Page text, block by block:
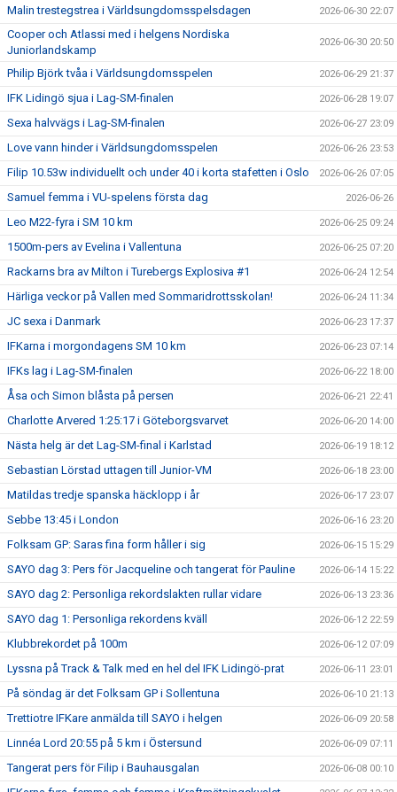
Malin trestegstrea i Världsungdomsspelsdagen 2026-06-30 22:07
Cooper och Atlassi med i helgens Nordiska
Juniorlandskamp
2026-06-30 20:50
Philip Björk tvåa i Världsungdomsspelen 2026-06-29 21:37
IFK Lidingö sjua i Lag-SM-finalen 2026-06-28 19:07
Sexa halvvägs i Lag-SM-finalen 2026-06-27 23:09
Love vann hinder i Världsungdomsspelen 2026-06-26 23:53
Filip 10.53w individuellt och under 40 i korta stafetten i Oslo 2026-06-26 07:05
Samuel femma i VU-spelens första dag 2026-06-26
Leo M22-fyra i SM 10 km 2026-06-25 09:24
1500m-pers av Evelina i Vallentuna 2026-06-25 07:20
Rackarns bra av Milton i Turebergs Explosiva #1 2026-06-24 12:54
Härliga veckor på Vallen med Sommaridrottsskolan! 2026-06-24 11:34
JC sexa i Danmark 2026-06-23 17:37
IFKarna i morgondagens SM 10 km 2026-06-23 07:14
IFKs lag i Lag-SM-finalen 2026-06-22 18:00
Åsa och Simon blåsta på persen 2026-06-21 22:41
Charlotte Arvered 1:25:17 i Göteborgsvarvet 2026-06-20 14:00
Nästa helg är det Lag-SM-final i Karlstad 2026-06-19 18:12
Sebastian Lörstad uttagen till Junior-VM 2026-06-18 23:00
Matildas tredje spanska häcklopp i år 2026-06-17 23:07
Sebbe 13:45 i London 2026-06-16 23:20
Folksam GP: Saras fina form håller i sig 2026-06-15 15:29
SAYO dag 3: Pers för Jacqueline och tangerat för Pauline 2026-06-14 15:22
SAYO dag 2: Personliga rekordslakten rullar vidare 2026-06-13 23:36
SAYO dag 1: Personliga rekordens kväll 2026-06-12 22:59
Klubbrekordet på 100m 2026-06-12 07:09
Lyssna på Track & Talk med en hel del IFK Lidingö-prat 2026-06-11 23:01
På söndag är det Folksam GP i Sollentuna 2026-06-10 21:13
Trettiotre IFKare anmälda till SAYO i helgen 2026-06-09 20:58
Linnéa Lord 20:55 på 5 km i Östersund 2026-06-09 07:11
Tangerat pers för Filip i Bauhausgalan 2026-06-08 00:10